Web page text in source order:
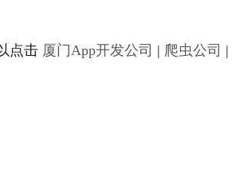
点击 厦门App开发公司 | 爬虫公司 |